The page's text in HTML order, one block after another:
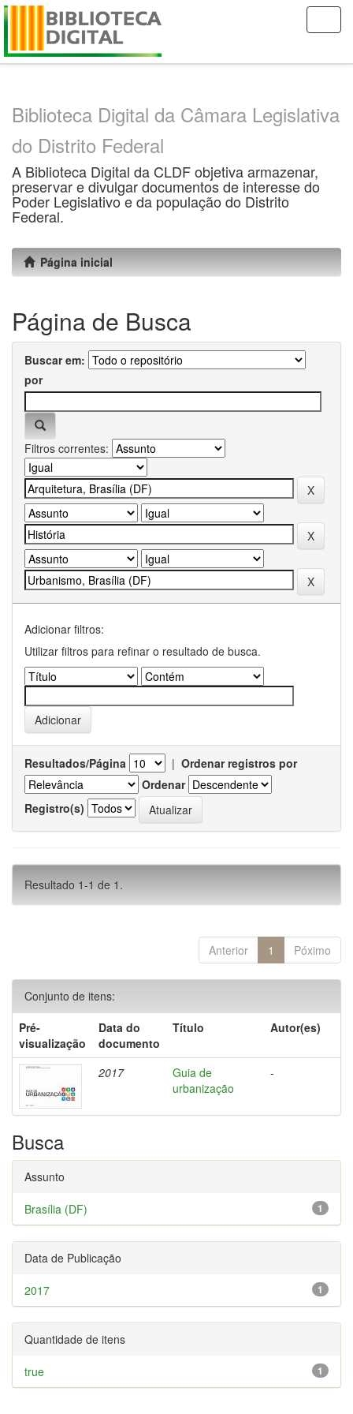
Skip
Biblioteca Digital da Câmara Legislativa
do Distrito Federal
A Biblioteca Digital da CLDF objetiva armazenar,
preservar e divulgar documentos de interesse do
Poder Legislativo e da população do Distrito
Federal.
Página inicial
Página de Busca
Buscar em:
por
Filtros correntes:
Adicionar filtros:
Utilizar filtros para refinar o resultado de busca.
Resultados/Página | Ordenar registros por
Ordenar
Registro(s)
Resultado 1-1 de 1.
Anterior 1 Póximo
Conjunto de itens:
Pré-
visualização
Data do
documento
Título Autor(es)
2017
Guia de
urbanização
-
Busca
Assunto
1
Brasília (DF)
Data de Publicação
1
2017
Quantidade de itens
1
true